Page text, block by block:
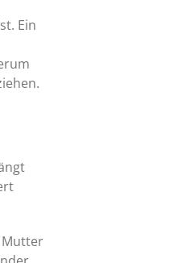
Ein
Mutter